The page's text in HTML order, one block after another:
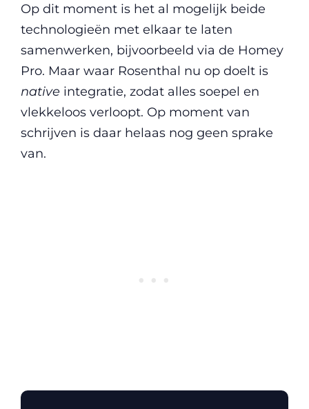
Op dit moment is het al mogelijk beide
technologieën met elkaar te laten
samenwerken, bijvoorbeeld via de Homey
Pro. Maar waar Rosenthal nu op doelt is
native integratie, zodat alles soepel en
vlekkeloos verloopt. Op moment van
schrijven is daar helaas nog geen sprake
van.